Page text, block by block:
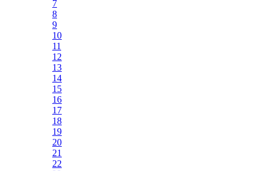
7
8
9
10
11
12
13
14
15
16
17
18
19
20
21
22